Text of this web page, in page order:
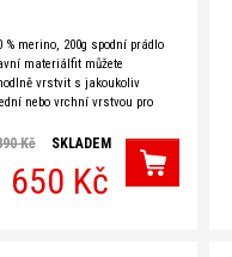
% merino, 200g spodní prádlo
materiálfit můžete
vrstvit s jakoukoliv
nebo vrchní vrstvou pro
dobrodružství.
ramenní švy netlačí
nošení
Kč SKLADEM
650 Kč